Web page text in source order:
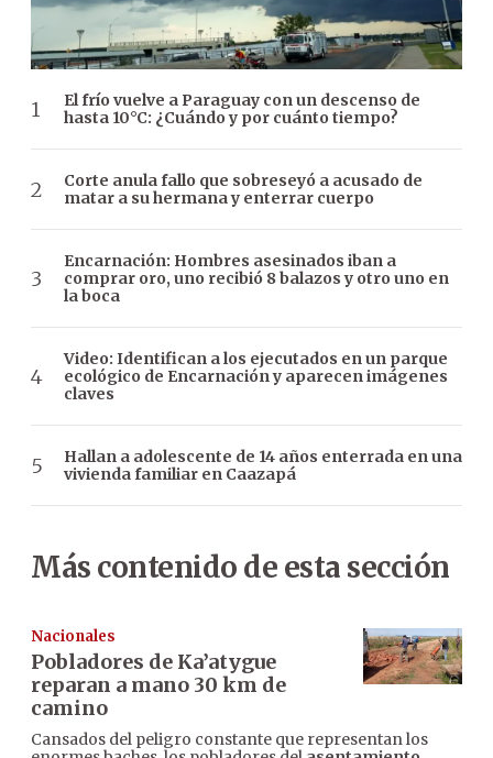
El frío vuelve a Paraguay con un descenso de
hasta 10°C: ¿Cuándo y por cuánto tiempo?
Corte anula fallo que sobreseyó a acusado de
matar a su hermana y enterrar cuerpo
Encarnación: Hombres asesinados iban a
comprar oro, uno recibió 8 balazos y otro uno en
la boca
Video: Identifican a los ejecutados en un parque
ecológico de Encarnación y aparecen imágenes
claves
Hallan a adolescente de 14 años enterrada en una
vivienda familiar en Caazapá
Más contenido de esta sección
Nacionales
Pobladores de Ka’atygue
reparan a mano 30 km de
camino
Cansados del peligro constante que representan los